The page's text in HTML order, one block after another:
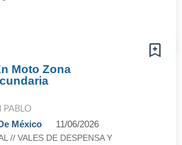
Moto Zona
PABLO
México 11/06/2026
// VALES DE DESPENSA Y